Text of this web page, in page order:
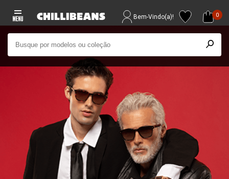
Bem-Vindo(a)! 0